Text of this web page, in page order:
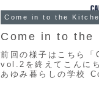
Come in to the
Come in to the
前回の様子はこちら
vol.2を終えてこんに
あゆみ暮らしの学校